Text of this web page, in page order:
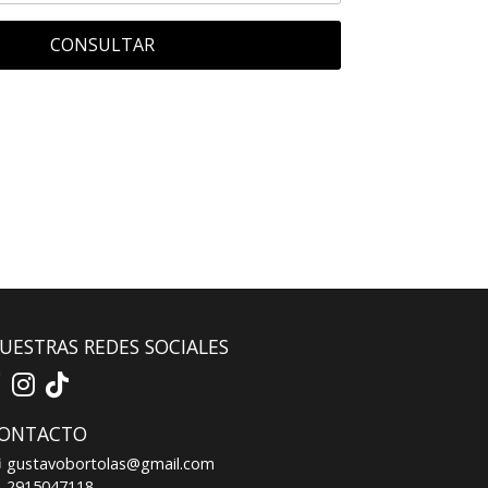
CONSULTAR
REDES SOCIALES
gustavobortolas@gmail.com